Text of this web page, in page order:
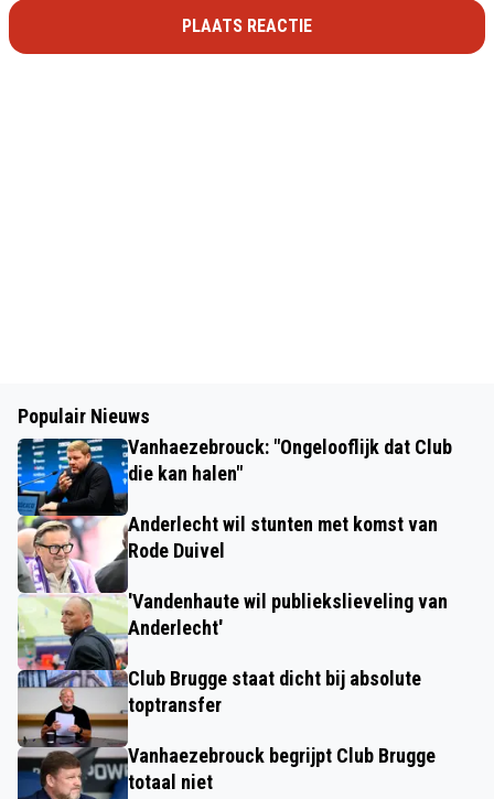
PLAATS REACTIE
Populair Nieuws
Vanhaezebrouck: "Ongelooflijk dat Club
die kan halen"
Anderlecht wil stunten met komst van
Rode Duivel
'Vandenhaute wil publiekslieveling van
Anderlecht'
Club Brugge staat dicht bij absolute
toptransfer
Vanhaezebrouck begrijpt Club Brugge
totaal niet